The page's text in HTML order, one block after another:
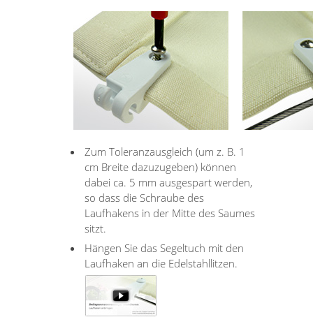
Zum Toleranzausgleich (um z. B. 1
cm Breite dazuzugeben) können
dabei ca. 5 mm ausgespart werden,
so dass die Schraube des
Laufhakens in der Mitte des Saumes
sitzt.
Hängen Sie das Segeltuch mit den
Laufhaken an die Edelstahllitzen.